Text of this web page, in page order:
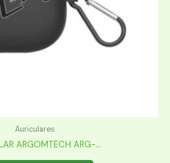
Auriculares
ARGOMTECH ARG-...